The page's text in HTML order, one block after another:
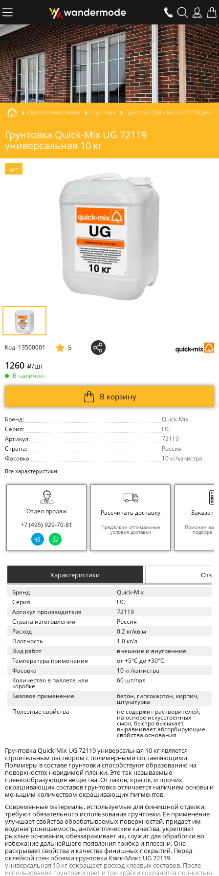
Строительная химия Грунтовка
Грунтовка Quick-Mix UG 72119
универсальная 10 кг
ХИТ
Бренд:
Quick-Mix
Серия:
UG
Артикул:
72119
Страна:
Россия
Фасовка:
10 кг/канистра
Все характеристики
Код: 13500001 5
1260 i/шт
В наличии
В корзину
Отдел продаж
+7 (495) 929-70-81
Рассчитать доставку
Предложим оптимальные
условия доставки
Заказать
Поможем вам
подборе
Характеристики
Бренд
Quick-Mix
Серия
UG
Артикул производителя
72119
Страна изготовления
Россия
Расход
0.2 кг/кв.м
Плотность
1.0 кг/л
Вид работ
внешние и внутренние
Температура применения
от +5°C до +30°C
Фасовка
10 кг/канистра
Количество в паллете или
коробке
60 шт/пал
Базовое применение
бетон, гипсокартон, кирпич,
штукатурка
Полезные свойства
не содержит растворителей,
на основе искусственных
смол, быстро высыхает,
выравнивает абсорбирующие
свойства основания
Грунтовка Quick-Mix UG 72119 универсальная 10 кг является
строительным раствором с полимерными составляющими.
Полимеры в составе грунтовки способствуют образованию на
поверхностях невидимой пленки. Это так называемые
пленкообразующие вещества. От лаков, красок, и прочих
окрашивающих составов грунтовка отличается наличием основы и
меньшим количеством окрашивающих пигментов.
Современные материалы, используемые для финишной отделки,
требуют обязательного использования грунтовки. Ее применение
улучшает свойства обрабатываемых поверхностей, придает им
водонепроницаемость, антисептические качества, укрепляет
рыхлые основания, обеззараживает их, служит для обработки во
избежание дальнейшего появления грибка и плесени. Она
раскрывает свойства и качества финишных покрытий. Перед
оклейкой стен обоями грунтовка Квик-Микс UG 72119
универсальная 10 кг сокращает расход клеевых составов. После
использования грунтовки цвет и тон краски сохранится полностью,